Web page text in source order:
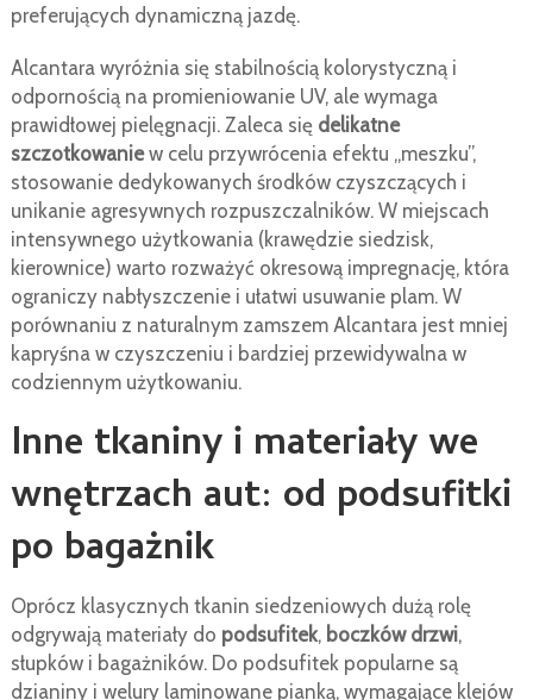
preferujących dynamiczną jazdę.
Alcantara wyróżnia się stabilnością kolorystyczną i
odpornością na promieniowanie UV, ale wymaga
prawidłowej pielęgnacji. Zaleca się delikatne
szczotkowaniew celu przywrócenia efektu „meszku”,
stosowanie dedykowanych środków czyszczących i
unikanie agresywnych rozpuszczalników. W miejscach
intensywnego użytkowania (krawędzie siedzisk,
kierownice) warto rozważyć okresową impregnację, która
ograniczy nabłyszczenie i ułatwi usuwanie plam. W
porównaniu z naturalnym zamszem Alcantara jest mniej
kapryśna w czyszczeniu i bardziej przewidywalna w
codziennym użytkowaniu.
Inne tkaniny i materiały we
wnętrzach aut: od podsufitki
po bagażnik
Oprócz klasycznych tkanin siedzeniowych dużą rolę
odgrywają materiały do podsufitek, boczków drzwi,
słupków i bagażników. Do podsufitek popularne są
dzianiny i welury laminowane pianką, wymagające klejów